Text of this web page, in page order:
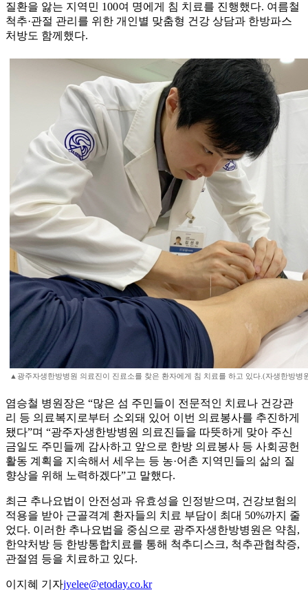
질환을 앓는 지역민 100여 명에게 침 치료를 진행했다. 여름철
척추·관절 관리를 위한 개인별 맞춤형 건강 상담과 한방파스
처방도 함께했다.
▲광주자생한방병원 의료진이 진료소를 찾은 환자에게 침 치료를 하고 있다.(자생한방병
염승철 병원장은 “많은 섬 주민들이 전문적인 치료나 건강관
리 등 의료복지로부터 소외돼 있어 이번 의료봉사를 추진하게
됐다”며 “광주자생한방병원 의료진들을 따뜻하게 맞아 주신
금일도 주민들께 감사하고 앞으로 한방 의료봉사 등 사회공헌
활동 계획을 지속해서 세우는 등 농·어촌 지역민들의 삶의 질
향상을 위해 노력하겠다”고 말했다.
최근 추나요법이 안전성과 유효성을 인정받으며, 건강보험의
적용을 받아 근골격계 환자들의 치료 부담이 최대 50%까지 줄
었다. 이러한 추나요법을 중심으로 광주자생한방병원은 약침,
한약처방 등 한방통합치료를 통해 척추디스크, 척추관협착증,
관절염 등을 치료하고 있다.
이지혜 기자jyelee@etoday.co.kr